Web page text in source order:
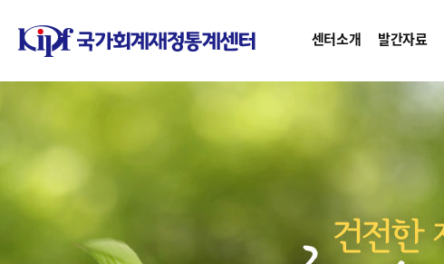
센터소개 발간자료